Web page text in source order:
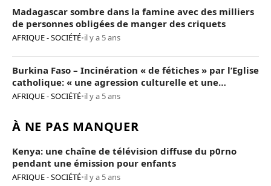
Madagascar sombre dans la famine avec des milliers
de personnes obligées de manger des criquets
AFRIQUE - SOCIÉTÉ•il y a 5 ans
Burkina Faso – Incinération « de fétiches » par l’Eglise
catholique: « une agression culturelle et une
provocation de trop »
AFRIQUE - SOCIÉTÉ•il y a 5 ans
À NE PAS MANQUER
Kenya: une chaîne de télévision diffuse du p0rno
pendant une émission pour enfants
AFRIQUE - SOCIÉTÉ•il y a 5 ans